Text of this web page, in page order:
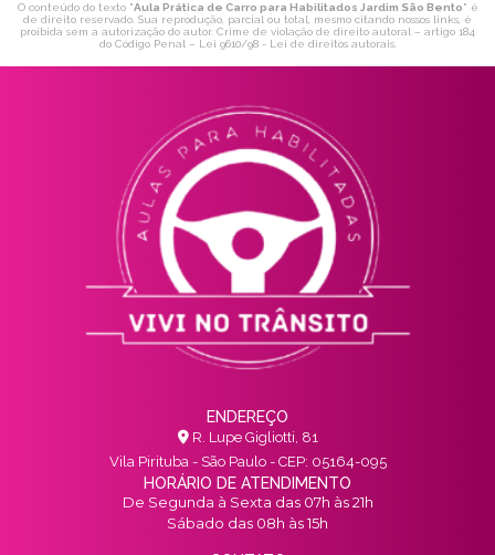
O conteúdo do texto "Aula Prática de Carro para Habilitados Jardim São Bento" é
de direito reservado. Sua reprodução, parcial ou total, mesmo citando nossos links, é
proibida sem a autorização do autor. Crime de violação de direito autoral – artigo 184
do Código Penal – Lei 9610/98 - Lei de direitos autorais.
ENDEREÇO
R. Lupe Gigliotti, 81
Vila Pirituba - São Paulo - CEP: 05164-095
HORÁRIO DE ATENDIMENTO
De Segunda à Sexta das 07h às 21h
Sábado das 08h às 15h